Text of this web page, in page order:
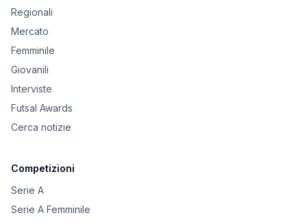
Regionali
Mercato
Femminile
Giovanili
Interviste
Futsal Awards
Cerca notizie
Competizioni
Serie A
Serie A Femminile